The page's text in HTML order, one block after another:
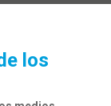
los